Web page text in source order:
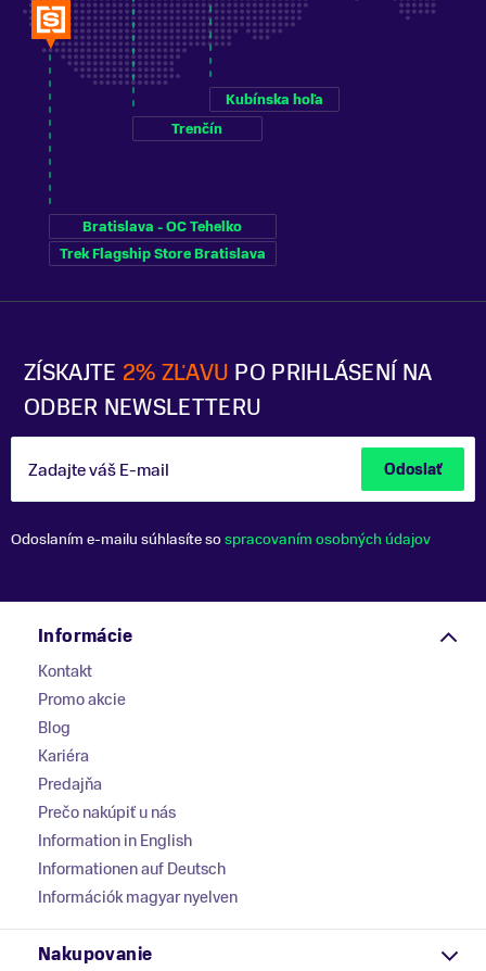
ZÍSKAJTE 2% ZĽAVU PO PRIHLÁSENÍ NA
ODBER NEWSLETTERU
Zadajte váš E-mail Odoslať
Odoslaním e-mailu súhlasíte sospracovaním osobných údajov
Bratislava - OC Tehelko
Trek Flagship Store Bratislava
Trenčín
Kubínska hoľa
Informácie
Kontakt
Promo akcie
Blog
Kariéra
Predajňa
Prečo nakúpiť u nás
Information in English
Informationen auf Deutsch
Információk magyar nyelven
Nakupovanie